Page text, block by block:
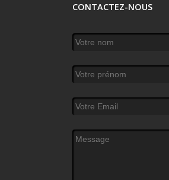
CONTACTEZ-NOUS
Votre nom
Votre prénom
Votre Email
Message